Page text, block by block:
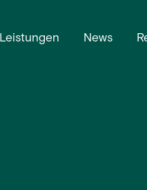
Leistungen News